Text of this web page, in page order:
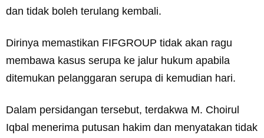
dan tidak boleh terulang kembali.
Dirinya memastikan FIFGROUP tidak akan ragu
membawa kasus serupa ke jalur hukum apabila
ditemukan pelanggaran serupa di kemudian hari.
Dalam persidangan tersebut, terdakwa M. Choirul
Iqbal menerima putusan hakim dan menyatakan tidak